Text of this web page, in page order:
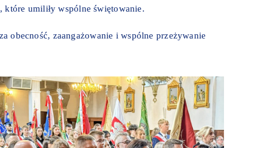
umiliły wspólne świętowanie.
obecność, zaangażowanie i wspólne przeżywanie